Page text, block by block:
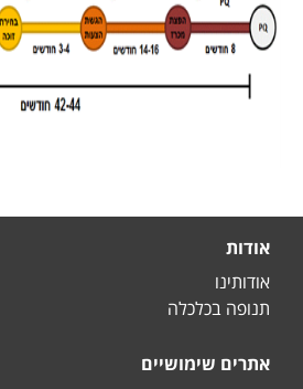
Footer
אודות
אודותינו
תנופה בכלכלה
אתרים שימושיים